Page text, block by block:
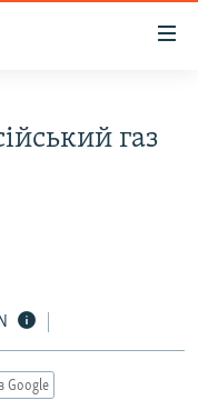
газ
Google